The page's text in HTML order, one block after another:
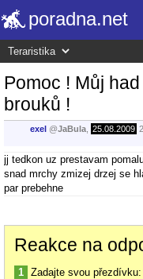
poradna.net
Pomoc ! Můj
brouků !
exel @JaBula 25.08.2009
jj tedkon uz prestavam
snad mrchy zmizej drzej se
par prebehne
Reakce na
1 Zadajte svou přezdívku: